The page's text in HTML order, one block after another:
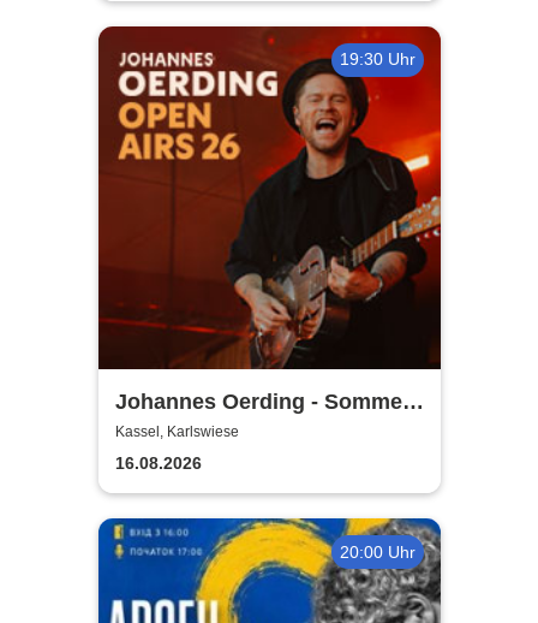
19:30 Uhr
Johannes Oerding - Sommer
Open Airs 2026
Kassel, Karlswiese
16.08.2026
20:00 Uhr